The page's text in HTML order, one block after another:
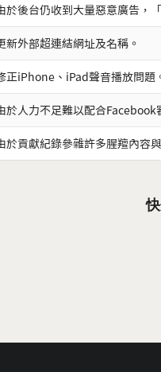
於後台仍收到大量惡意廣告，
新外部超連結網址及名稱。
正iPhone、iPad聲音播放問題
於人力不足難以配合Facebook
於貢獻紀錄參雜許多腥羶內容